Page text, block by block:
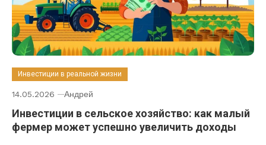
Инвестиции в реальной жизни
14.05.2026 Андрей
Инвестиции в сельское хозяйство: как малый
фермер может успешно увеличить доходы